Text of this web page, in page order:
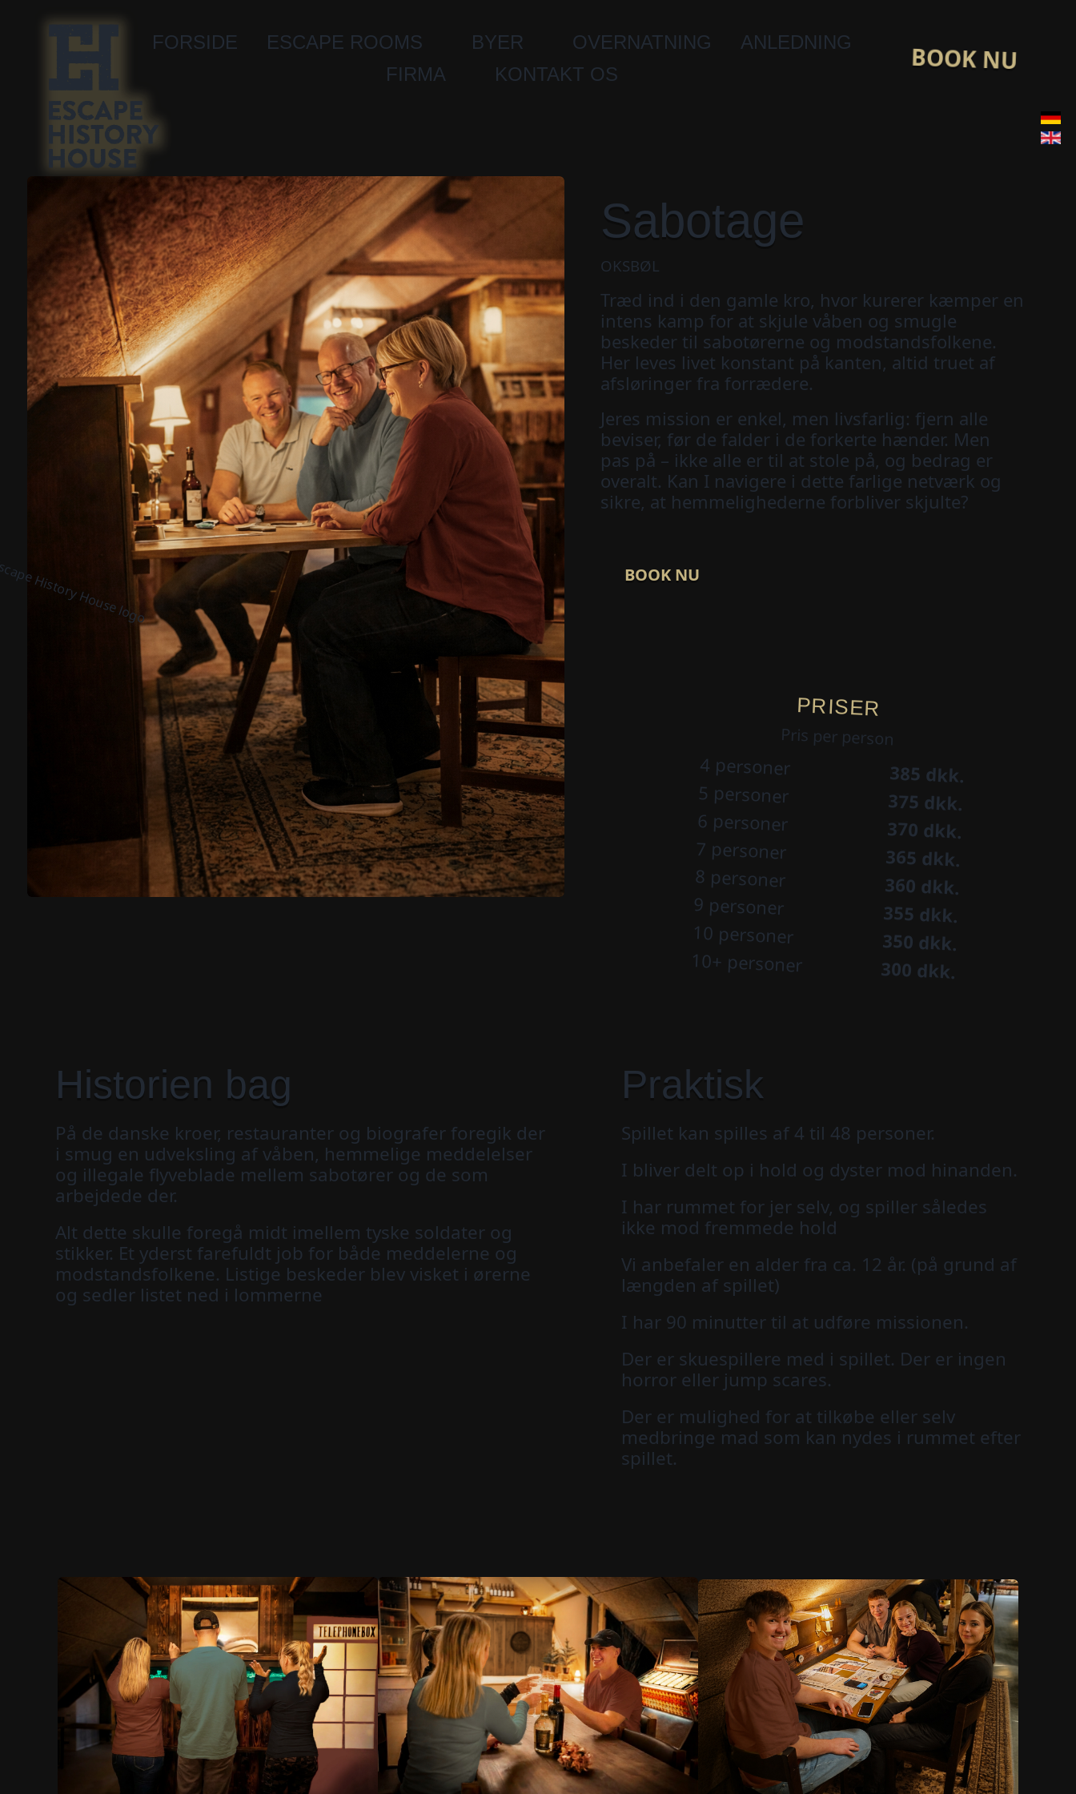
FORSIDE ESCAPE ROOMS BYER OVERNATNING
ANLEDNING
FIRMA
KONTAKT OS BOOK NU
Sabotage
OKSBØL
Træd ind i den gamle kro, hvor kurerer kæmper en
intens kamp for at skjule våben og smugle
beskeder til sabotørerne og modstandsfolkene.
Her leves livet konstant på kanten, altid truet af
afsløringer fra forrædere.
Jeres mission er enkel, men livsfarlig: fjern alle
beviser, før de falder i de forkerte hænder. Men
pas på – ikke alle er til at stole på, og bedrag er
overalt. Kan I navigere i dette farlige netværk og
sikre, at hemmelighederne forbliver skjulte?
BOOK NU
PRISER
Pris per person
4 personer 385 dkk.
5 personer 375 dkk.
6 personer 370 dkk.
7 personer 365 dkk.
8 personer 360 dkk.
9 personer 355 dkk.
10 personer 350 dkk.
10+ personer 300 dkk.
Historien bag
På de danske kroer, restauranter og biografer foregik der
i smug en udveksling af våben, hemmelige meddelelser
og illegale flyveblade mellem sabotører og de som
arbejdede der.
Alt dette skulle foregå midt imellem tyske soldater og
stikker. Et yderst farefuldt job for både meddelerne og
modstandsfolkene. Listige beskeder blev visket i ørerne
og sedler listet ned i lommerne
Praktisk
Spillet kan spilles af 4 til 48 personer.
I bliver delt op i hold og dyster mod hinanden.
I har rummet for jer selv, og spiller således
ikke mod fremmede hold
Vi anbefaler en alder fra ca. 12 år. (på grund af
længden af spillet)
I har 90 minutter til at udføre missionen.
Der er skuespillere med i spillet. Der er ingen
horror eller jump scares.
Der er mulighed for at tilkøbe eller selv
medbringe mad som kan nydes i rummet efter
spillet.